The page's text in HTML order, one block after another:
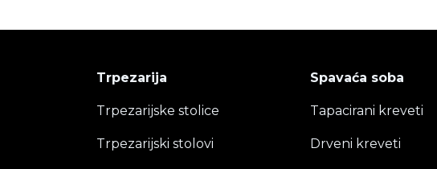
Trpezarija
Trpezarijske stolice
Trpezarijski stolovi
Spavaća soba
Tapacirani kreveti
Drveni kreveti